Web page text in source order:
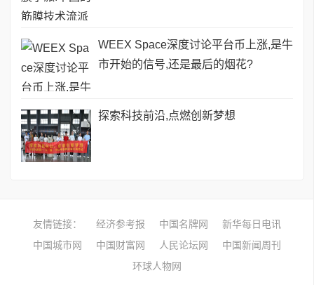
WEEX Space深度讨论平台币上涨,是牛
市开始的信号,还是最后的烟花?
探索科技前沿,点燃创新梦想
友情链接： 经济参考报 中国名牌网
新华每日电讯
中国城市网
中国财富网 人民论坛网
中国新闻周刊
环球人物网